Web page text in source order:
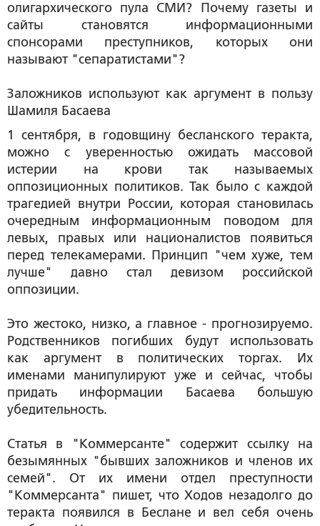
олигархического пула СМИ? Почему газеты и
сайты становятся информационными
спонсорами преступников, которых они
называют "сепаратистами"?
Заложников используют как аргумент в пользу
Шамиля Басаева
1 сентября, в годовщину бесланского теракта,
можно с уверенностью ожидать массовой
истерии на крови так называемых
оппозиционных политиков. Так было с каждой
трагедией внутри России, которая становилась
очередным информационным поводом для
левых, правых или националистов появиться
перед телекамерами. Принцип "чем хуже, тем
лучше" давно стал девизом российской
оппозиции.
Это жестоко, низко, а главное - прогнозируемо.
Родственников погибших будут использовать
как аргумент в политических торгах. Их
именами манипулируют уже и сейчас, чтобы
придать информации Басаева большую
убедительность.
Статья в "Коммерсанте" содержит ссылку на
безымянных "бывших заложников и членов их
семей". От их имени отдел преступности
"Коммерсанта" пишет, что Ходов незадолго до
теракта появился в Беслане и вел себя очень